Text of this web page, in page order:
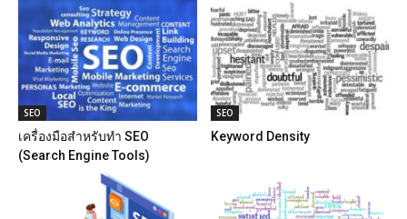
SEO
เครื่องมือสำหรับทำ SEO
(Search Engine Tools)
SEO
Keyword Density